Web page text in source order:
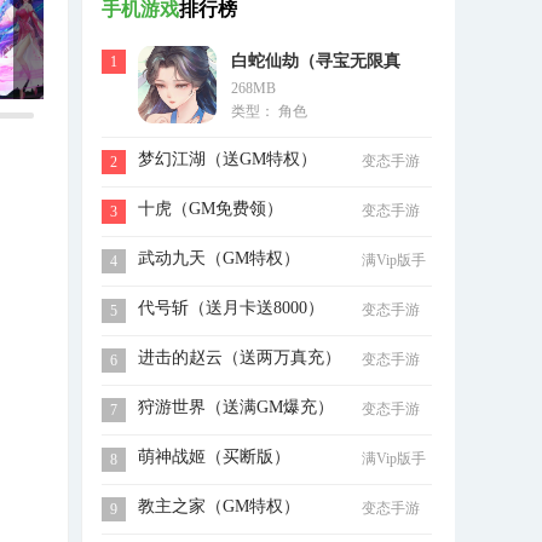
手机游戏排行榜
1
白蛇仙劫（寻宝无限真
充）
268MB
类型： 角色
2 梦幻江湖（送GM特权） 变态手游
3 十虎（GM免费领） 变态手游
4 武动九天（GM特权）
满Vip版手
5
代号斩（送月卡送8000） 变态手游
6 进击的赵云（送两万真充） 变态手游
7 狩游世界（送满GM爆充） 变态手游
8 萌神战姬（买断版）
满Vip版手
9
教主之家（GM特权） 变态手游